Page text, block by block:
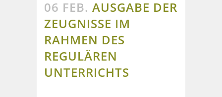
06 FEB. AUSGABE DER
ZEUGNISSE IM
RAHMEN DES
REGULÄREN
UNTERRICHTS